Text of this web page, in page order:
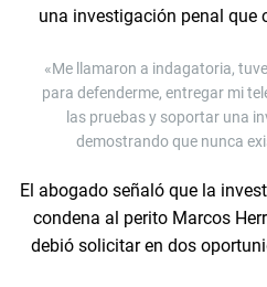
una investigación penal
«Me llamaron a indagatoria,
para defenderme, entregar mi
las pruebas y soportar una
demostrando que nunca
El abogado señaló que la
condena al perito Marcos
debió solicitar en dos